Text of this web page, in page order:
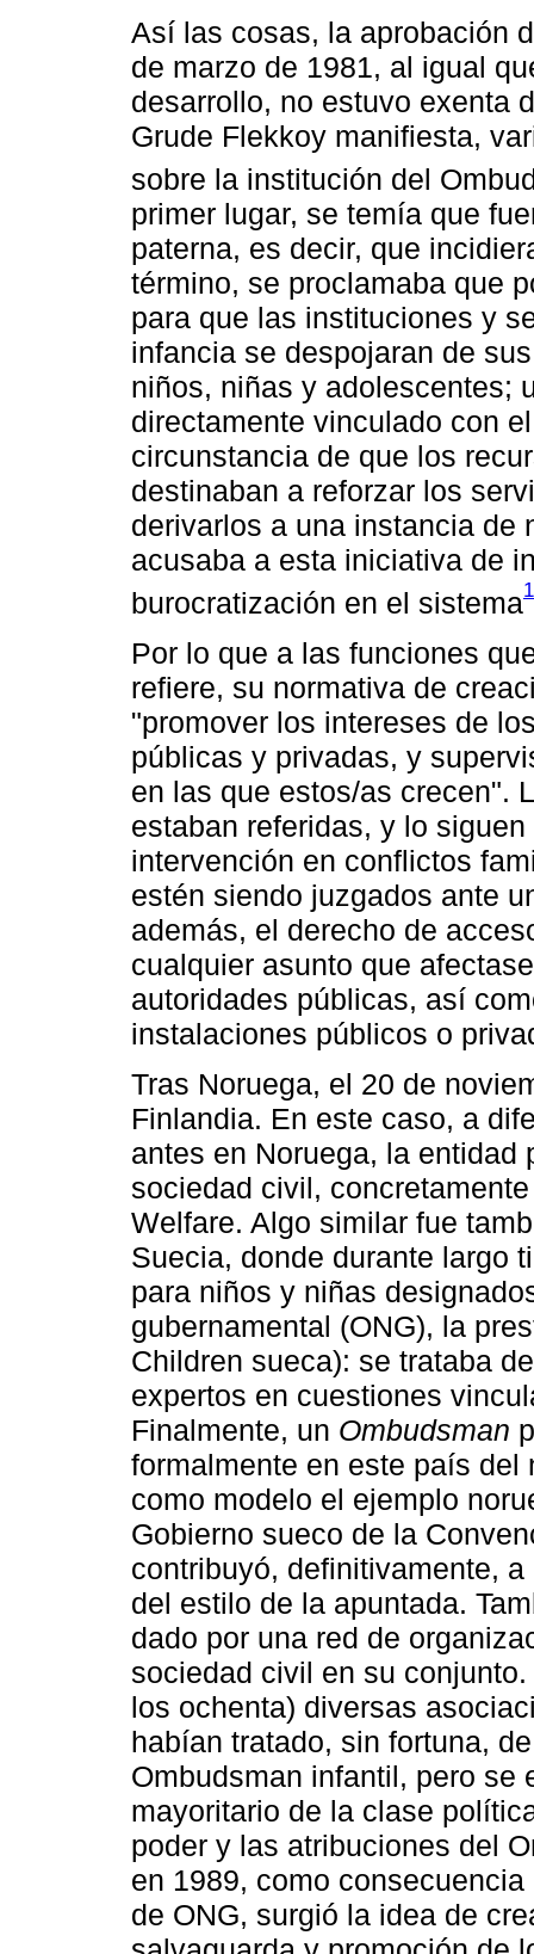
Así las cosas, la aprobación
de marzo de 1981, al igual
desarrollo, no estuvo exenta
Grude Flekkoy manifiesta,
sobre la institución del
primer lugar, se temía que
paterna, es decir, que
término, se proclamaba que
para que las instituciones y
infancia se despojaran de
niños, niñas y adolescentes;
directamente vinculado con
circunstancia de que los
destinaban a reforzar los
derivarlos a una instancia de
acusaba a esta iniciativa de
burocratización en el sistema
Por lo que a las funciones
refiere, su normativa de
"promover los intereses de
públicas y privadas, y
en las que estos/as crecen".
estaban referidas, y lo
intervención en conflictos
estén siendo juzgados ante
además, el derecho de
cualquier asunto que
autoridades públicas, así
instalaciones públicos o
Tras Noruega, el 20 de
Finlandia. En este caso, a
antes en Noruega, la entidad
sociedad civil,
Welfare. Algo similar fue
Suecia, donde durante largo
para niños y niñas
gubernamental (ONG), la
Children sueca): se trataba
expertos en cuestiones
Finalmente, un Ombudsman
formalmente en este país del
como modelo el ejemplo
Gobierno sueco de la
contribuyó, definitivamente,
del estilo de la apuntada.
dado por una red de
sociedad civil en su
los ochenta) diversas
habían tratado, sin fortuna,
Ombudsman infantil, pero se
mayoritario de la clase
poder y las atribuciones del
en 1989, como
de ONG, surgió la idea de